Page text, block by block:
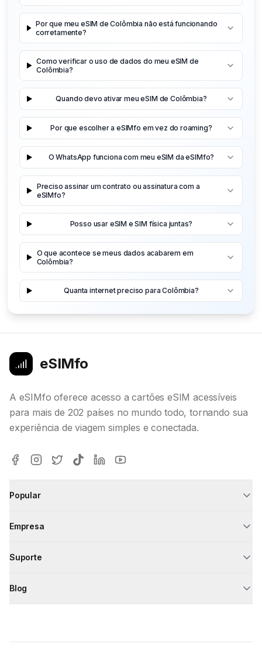
Por que meu eSIM de Colômbia não está funcionando
corretamente?
Como verificar o uso de dados do meu eSIM de
Colômbia?
Quando devo ativar meu eSIM de Colômbia?
Por que escolher a eSIMfo em vez do roaming?
O WhatsApp funciona com meu eSIM da eSIMfo?
Preciso assinar um contrato ou assinatura com a
eSIMfo?
Posso usar eSIM e SIM física juntas?
O que acontece se meus dados acabarem em
Colômbia?
Quanta internet preciso para Colômbia?
eSIMfo
A eSIMfo oferece acesso a cartões eSIM acessíveis
para mais de 202 países no mundo todo, tornando sua
experiência de viagem simples e conectada.
Popular
Empresa
Suporte
Blog